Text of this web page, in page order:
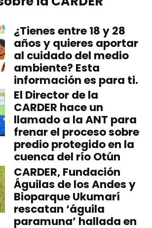
¿Tienes entre 18 y 28
años y quieres aportar
al cuidado del medio
ambiente? Esta
información es para ti.
El Director de la
CARDER hace un
llamado a la ANT para
frenar el proceso sobre
predio protegido en la
cuenca del río Otún
CARDER, Fundación
Águilas de los Andes y
Bioparque Ukumarí
rescatan ‘águila
paramuna’ hallada en